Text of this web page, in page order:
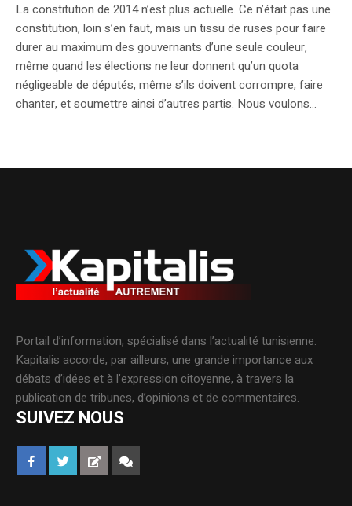
La constitution de 2014 n’est plus actuelle. Ce n’était pas une
constitution, loin s’en faut, mais un tissu de ruses pour faire
durer au maximum des gouvernants d’une seule couleur,
même quand les élections ne leur donnent qu’un quota
négligeable de députés, même s’ils doivent corrompre, faire
chanter, et soumettre ainsi d’autres partis. Nous voulons...
Portail d’information, spécialisé dans l’actualité tunisienne.
Kapitalis accorde, par ailleurs, une grande importance aux
débats d’idées et à l’expression citoyenne, à travers la
publication de tribunes, d’opinions et de commentaires.
SUIVEZ NOUS